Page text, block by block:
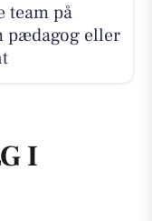
team på
pædagog eller
I